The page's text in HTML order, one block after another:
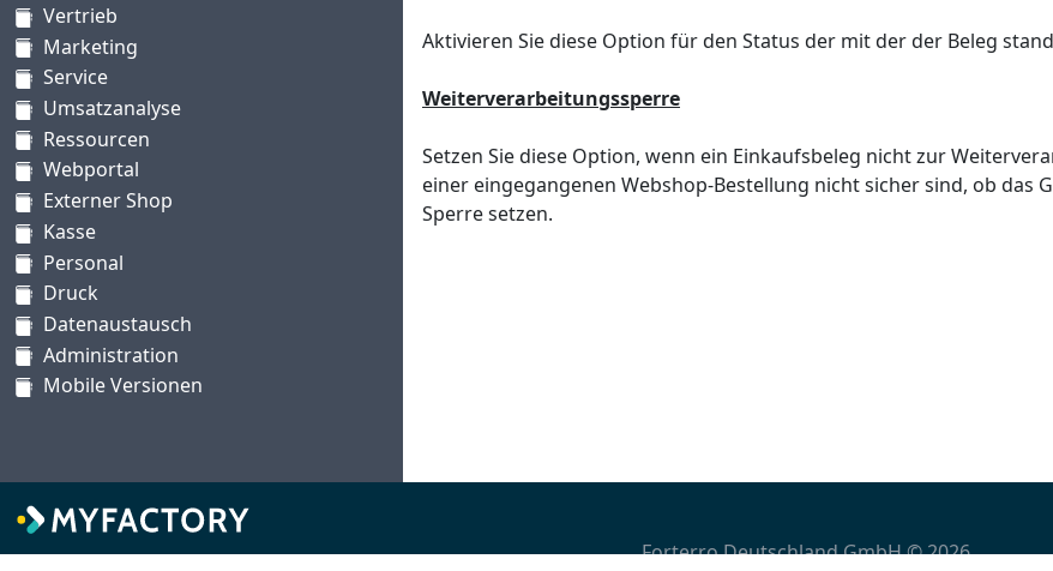
Vertrieb
Marketing
Service
Umsatzanalyse
Ressourcen
Webportal
Externer Shop
Kasse
Personal
Druck
Datenaustausch
Administration
Mobile Versionen
Aktivieren Sie diese Option für den Status der mit der der Beleg
Weiterverarbeitungssperre
Setzen Sie diese Option, wenn ein Einkaufsbeleg nicht zur
einer eingegangenen Webshop-Bestellung nicht sicher sind, ob das
Sperre setzen.
Forterro Deutschland GmbH © 2026